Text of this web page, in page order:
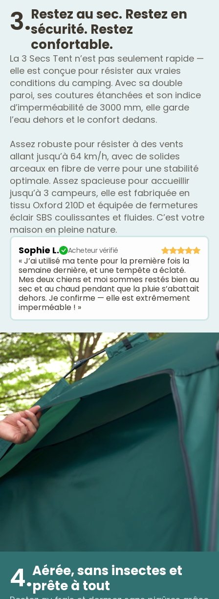
3.Restez au sec. Restez en
sécurité. Restez
confortable.
La 3 Secs Tent n’est pas seulement rapide —
elle est conçue pour résister aux vraies
conditions du camping. Avec sa double
paroi, ses coutures étanchées et son indice
d’imperméabilité de 3000 mm, elle garde
l’eau dehors et le confort dedans.
Assez robuste pour résister à des vents
allant jusqu’à 64 km/h, avec de solides
arceaux en fibre de verre pour une stabilité
optimale. Assez spacieuse pour accueillir
jusqu’à 3 campeurs, elle est fabriquée en
tissu Oxford 210D et équipée de fermetures
éclair SBS coulissantes et fluides. C’est votre
maison en pleine nature.
Sophie L.
Acheteur vérifié
« J’ai utilisé ma tente pour la première fois la
semaine dernière, et une tempête a éclaté.
Mes deux chiens et moi sommes restés bien au
sec et au chaud pendant que la pluie s’abattait
dehors. Je confirme — elle est extrêmement
imperméable ! »
4.Aérée, sans insectes et
prête à tout